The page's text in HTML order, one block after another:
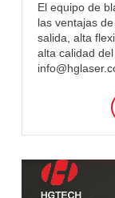
El equipo de
las ventajas
salida, alta
alta calidad